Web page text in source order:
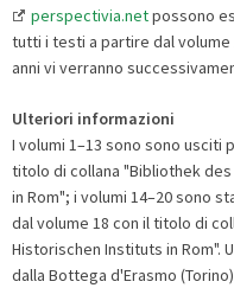
perspectivia.netpossono
tutti i testi a partire dal volume
anni vi verranno
Ulteriori informazioni
I volumi 1–13 sono sono usciti
titolo di collana "Bibliothek
in Rom"; i volumi 14–20 sono
dal volume 18 con il titolo di
Historischen Instituts in Rom".
dalla Bottega d'Erasmo